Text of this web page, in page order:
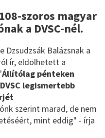
szoros magyar
a DVSC-nél.
Dzsudzsák Balázsnak a
ír, eldölhetett a
Állítólag pénteken
legismertebb
szerint marad, de nem
mint eddig" - írja